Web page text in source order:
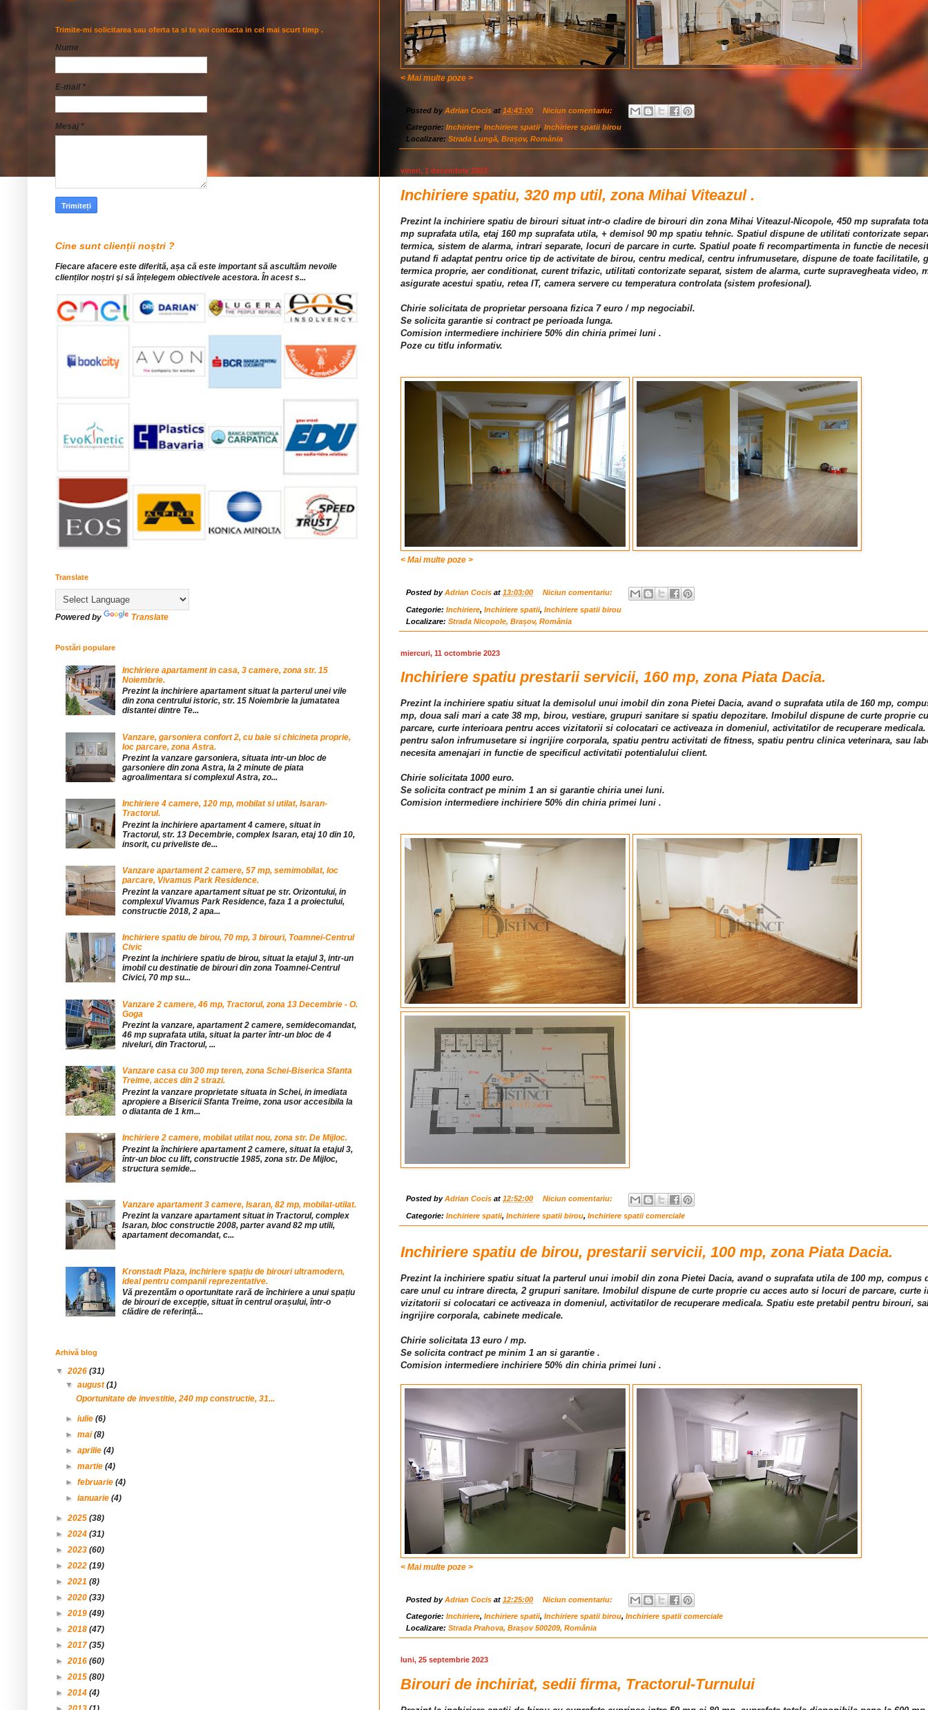
< Mai multe poze >
Posted byAdrian Cocis at 14:43:00 Niciun comentariu:
Categorie: Inchiriere, Inchiriere spatii, Inchiriere spatii birou
Localizare: Strada Lungă, Brașov, România
vineri, 1 decembrie 2023
Inchiriere spatiu, 320 mp util, zona Mihai Viteazul .
Prezint la inchiriere spatiu de birouri situat intr-o cladire de birouri din zona Mihai Viteazul-Nicopole, 450 mp suprafata
mp suprafata utila, etaj 160 mp suprafata utila, + demisol 90 mp spatiu tehnic. Spatiul dispune de utilitati contorizate
termica, sistem de alarma, intrari separate, locuri de parcare in curte. Spatiul poate fi recompartimenta in functie de
putand fi adaptat pentru orice tip de activitate de birou, centru medical, centru infrumusetare, dispune de toate facilitatile,
termica proprie, aer conditionat, curent trifazic, utilitati contorizate separat, sistem de alarma, curte supravegheata video,
asigurate acestui spatiu, retea IT, camera servere cu temperatura controlata (sistem profesional).
Chirie solicitata de proprietar persoana fizica 7 euro / mp negociabil.
Se solicita garantie si contract pe perioada lunga.
Comision intermediere inchiriere 50% din chiria primei luni .
Poze cu titlu informativ.
< Mai multe poze >
Posted byAdrian Cocis at 13:03:00 Niciun comentariu:
Categorie: Inchiriere, Inchiriere spatii, Inchiriere spatii birou
Localizare: Strada Nicopole, Brașov, România
miercuri, 11 octombrie 2023
Inchiriere spatiu prestarii servicii, 160 mp, zona Piata Dacia.
Prezint la inchiriere spatiu situat la demisolul unui imobil din zona Pietei Dacia, avand o suprafata utila de 160 mp,
mp, doua sali mari a cate 38 mp, birou, vestiare, grupuri sanitare si spatiu depozitare. Imobilul dispune de curte proprie
parcare, curte interioara pentru acces vizitatorii si colocatari ce activeaza in domeniul, activitatilor de recuperare
pentru salon infrumusetare si ingrijire corporala, spatiu pentru activitati de fitness, spatiu pentru clinica veterinara, sau
necesita amenajari in functie de specificul activitatii potentialului client.
Chirie solicitata 1000 euro.
Se solicita contract pe minim 1 an si garantie chiria unei luni.
Comision intermediere inchiriere 50% din chiria primei luni .
Posted byAdrian Cocis at 12:52:00 Niciun comentariu:
Categorie: Inchiriere spatii, Inchiriere spatii birou, Inchiriere spatii comerciale
Inchiriere spatiu de birou, prestarii servicii, 100 mp, zona Piata Dacia.
Prezint la inchiriere spatiu situat la parterul unui imobil din zona Pietei Dacia, avand o suprafata utila de 100 mp,
care unul cu intrare directa, 2 grupuri sanitare. Imobilul dispune de curte proprie cu acces auto si locuri de parcare, curte
vizitatorii si colocatari ce activeaza in domeniul, activitatilor de recuperare medicala. Spatiu este pretabil pentru birouri,
ingrijire corporala, cabinete medicale.
Chirie solicitata 13 euro / mp.
Se solicita contract pe minim 1 an si garantie .
Comision intermediere inchiriere 50% din chiria primei luni .
< Mai multe poze >
Posted byAdrian Cocis at 12:25:00 Niciun comentariu:
Categorie: Inchiriere, Inchiriere spatii, Inchiriere spatii birou, Inchiriere spatii comerciale
Localizare: Strada Prahova, Brașov 500209, România
luni, 25 septembrie 2023
Birouri de inchiriat, sedii firma, Tractorul-Turnului
Trimite-mi solicitarea sau oferta ta si te voi contacta in cel mai scurt timp .
Nume
E-mail *
Mesaj *
Cine sunt clienții noștri ?
Fiecare afacere este diferită, așa că este important să ascultăm nevoile
clienților noștri şi să înțelegem obiectivele acestora. În acest s...
Translate
Powered by Translate
Postări populare
Inchiriere apartament in casa, 3 camere, zona str. 15
Noiembrie.
Prezint la inchiriere apartament situat la parterul unei vile
din zona centrului istoric, str. 15 Noiembrie la jumatatea
distantei dintre Te...
Vanzare, garsoniera confort 2, cu baie si chicineta proprie,
loc parcare, zona Astra.
Prezint la vanzare garsoniera, situata intr-un bloc de
garsoniere din zona Astra, la 2 minute de piata
agroalimentara si complexul Astra, zo...
Inchiriere 4 camere, 120 mp, mobilat si utilat, Isaran-
Tractorul.
Prezint la inchiriere apartament 4 camere, situat in
Tractorul, str. 13 Decembrie, complex Isaran, etaj 10 din 10,
insorit, cu priveliste de...
Vanzare apartament 2 camere, 57 mp, semimobilat, loc
parcare, Vivamus Park Residence.
Prezint la vanzare apartament situat pe str. Orizontului, in
complexul Vivamus Park Residence, faza 1 a proiectului,
constructie 2018, 2 apa...
Inchiriere spatiu de birou, 70 mp, 3 birouri, Toamnei-Centrul
Civic
Prezint la inchiriere spatiu de birou, situat la etajul 3, intr-un
imobil cu destinatie de birouri din zona Toamnei-Centrul
Civici, 70 mp su...
Vanzare 2 camere, 46 mp, Tractorul, zona 13 Decembrie - O.
Goga
Prezint la vanzare, apartament 2 camere, semidecomandat,
46 mp suprafata utila, situat la parter într-un bloc de 4
niveluri, din Tractorul, ...
Vanzare casa cu 300 mp teren, zona Schei-Biserica Sfanta
Treime, acces din 2 strazi.
Prezint la vanzare proprietate situata in Schei, in imediata
apropiere a Bisericii Sfanta Treime, zona usor accesibila la
o diatanta de 1 km...
Inchiriere 2 camere, mobilat utilat nou, zona str. De Mijloc.
Prezint la închiriere apartament 2 camere, situat la etajul 3,
într-un bloc cu lift, constructie 1985, zona str. De Mijloc,
structura semide...
Vanzare apartament 3 camere, Isaran, 82 mp, mobilat-utilat.
Prezint la vanzare apartament situat in Tractorul, complex
Isaran, bloc constructie 2008, parter avand 82 mp utili,
apartament decomandat, c...
Kronstadt Plaza, inchiriere spațiu de birouri ultramodern,
ideal pentru companii reprezentative.
Vă prezentăm o oportunitate rară de închiriere a unui spațiu
de birouri de excepție, situat în centrul orașului, într-o
clădire de referință...
Arhivă blog
▼2026 (31)
▼august(1)
Oportunitate de investitie, 240 mp constructie, 31...
►iulie(6)
►mai(8)
►aprilie(4)
►martie(4)
►februarie(4)
►ianuarie(4)
►2025 (38)
►2024 (31)
►2023 (60)
►2022 (19)
►2021 (8)
►2020 (33)
►2019 (49)
►2018 (47)
►2017 (35)
►2016 (60)
►2015 (80)
►2014 (4)